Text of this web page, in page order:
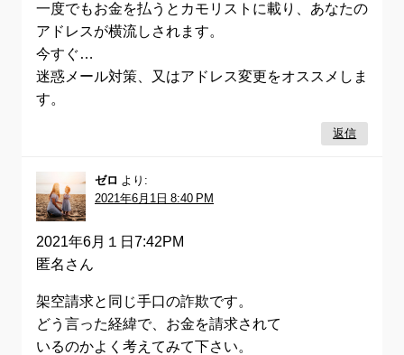
一度でもお金を払うとカモリストに載り、あなたの
アドレスが横流しされます。
今すぐ…
迷惑メール対策、又はアドレス変更をオススメしま
す。
返信
ゼロ より:
2021年6月1日 8:40 PM
2021年6月１日7:42PM
匿名さん
架空請求と同じ手口の詐欺です。
どう言った経緯で、お金を請求されて
いるのかよく考えてみて下さい。